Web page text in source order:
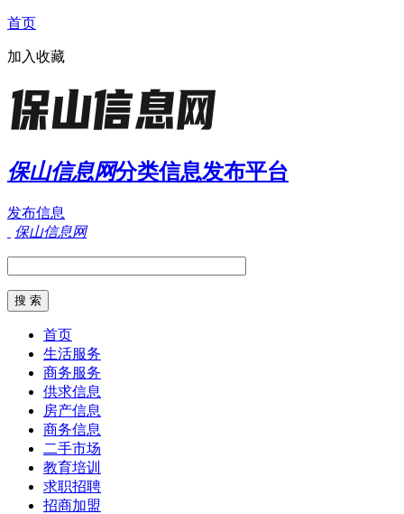
首页
加入收藏
保山信息网分类信息发布平台
发布信息
保山信息网
首页
生活服务
商务服务
供求信息
房产信息
商务信息
二手市场
教育培训
求职招聘
招商加盟